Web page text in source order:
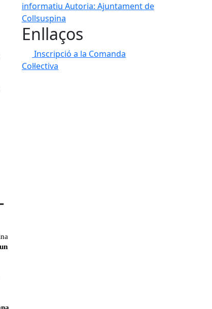
informatiu Autoria: Ajuntament de
Collsuspina
Enllaços
Inscripció a la Comanda
Col·lectiva